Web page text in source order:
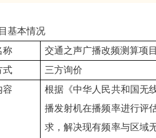
基本情况
称
交通之声广播改频测算项目
式
三方询价
容
根据《中华人民共和国无
播发射机在播频率进行评
求，解决现有频率与区域